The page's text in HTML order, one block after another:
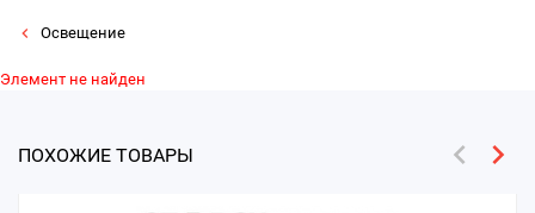
Освещение
Элемент не найден
ПОХОЖИЕ ТОВАРЫ